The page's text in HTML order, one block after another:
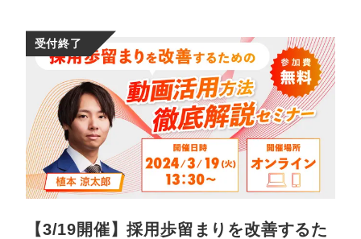
受付終了
【3/19開催】採用歩留まりを改善するた